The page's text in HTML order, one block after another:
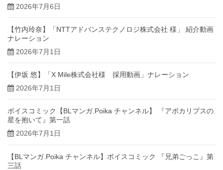
2026年7月6日
【竹内玲奈】「NTTアドバンステクノロジ株式会社 様」 紹介動画
ナレーション
2026年7月1日
【伊坂 悠】「X Mile株式会社様 採用動画」ナレーション
2026年7月1日
ボイスコミック【BLマンガ.Poika チャンネル】 『アポカリプスの
星を抱いて』第一話
2026年7月1日
【BLマンガ.Poika チャンネル】ボイスコミック 『兄弟ごっこ』第
三話